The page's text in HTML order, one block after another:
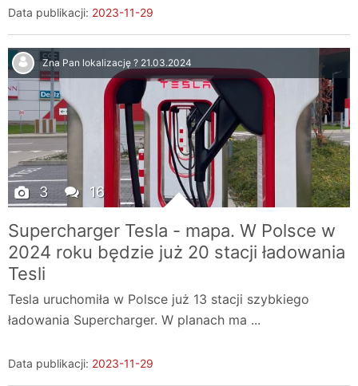
Data publikacji: 2023-11-29
Zna Pan lokalizację ? 21.03.2024
3 16
Supercharger Tesla - mapa. W Polsce w
2024 roku będzie już 20 stacji ładowania
Tesli
Tesla uruchomiła w Polsce już 13 stacji szybkiego
ładowania Supercharger. W planach ma ...
Data publikacji: 2023-11-29